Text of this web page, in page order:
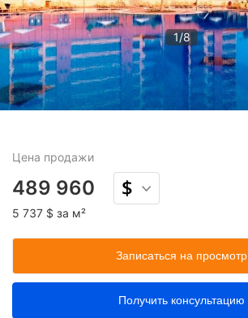
1/8
Цена продажи
489 960
5 737 $ за м²
Записаться на просмотр
Получить консультацию